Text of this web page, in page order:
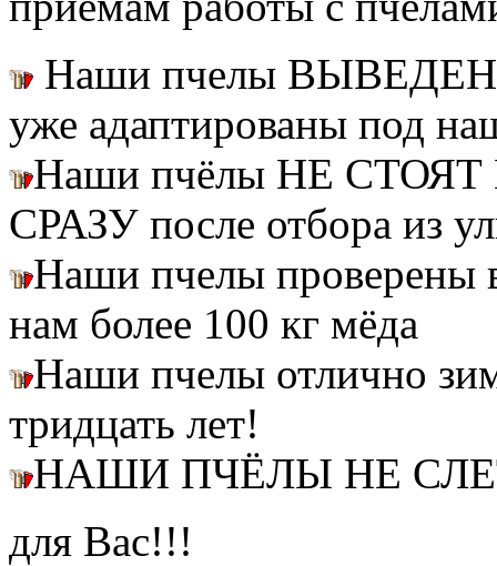
Наши пчелы
уже адаптированы под
Наши пчёлы НЕ СТОЯТ
СРАЗУ после отбора из
Наши пчелы
нам более 100 кг мёда
Наши пчелы отлично
тридцать лет!
НАШИ ПЧЁЛЫ НЕ
для Вас!!!